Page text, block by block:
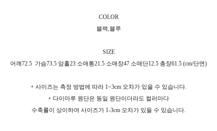
COLOR
블랙,블루
SIZE
어깨72.5 가슴73.5 암홀23 소매통21.5 소매장47 소매단12.5 총장61.5 (cm/단면)
+ 사이즈는 측정 방법에 따라 1~3cm 오차가 있을 수 있습니다.
+ 다이마루 원단은 동일 원단이더라도 컬러마다
수축률이 상이하여 사이즈가 1-3cm 오차가 있을 수 있습니다.